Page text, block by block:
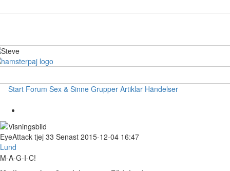
Start Forum Sex & Sinne Grupper Artiklar Händelser
EyeAttack tjej 33 Senast 2015-12-04 16:47
Lund
M-A-G-I-C!